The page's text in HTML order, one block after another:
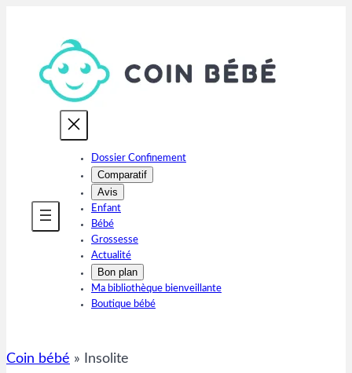
contenu
Dossier Confinement
Comparatif
Avis
Enfant
Bébé
Grossesse
Actualité
Bon plan
Ma bibliothèque bienveillante
Boutique bébé
Coin bébé » Insolite